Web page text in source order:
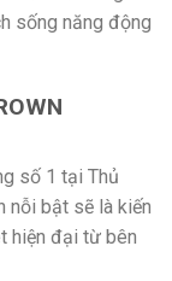
sống năng động
số 1 tại Thủ
nỗi bật sẽ là kiến
hiện đại từ bên